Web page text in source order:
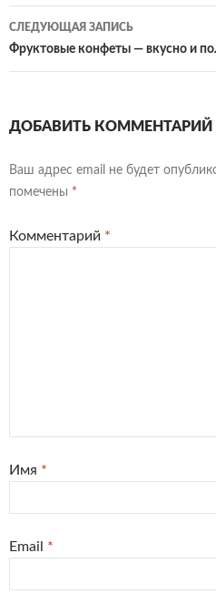
записям
СЛЕДУЮЩАЯ ЗАПИСЬ
Фруктовые конфеты — вкусно и
ДОБАВИТЬ КОММЕНТАРИЙ
Ваш адрес email не будет
помечены *
Комментарий *
Имя *
Email *